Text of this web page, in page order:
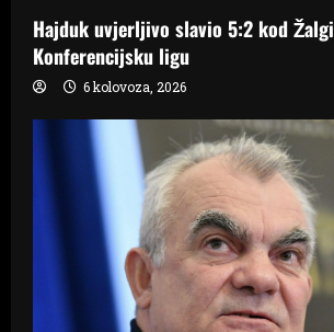
Hajduk uvjerljivo slavio 5:2 kod
Konferencijsku ligu
6 kolovoza, 2026